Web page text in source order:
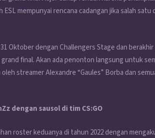
mempunyai rencana cadangan jika salah satu
Oktober dengan Challengers Stage dan
final. Akan ada penonton langsung untuk
streamer Alexandre “Gaules” Borba dan
dengan sausol di tim CS:GO
roster keduanya di tahun 2022 dengan